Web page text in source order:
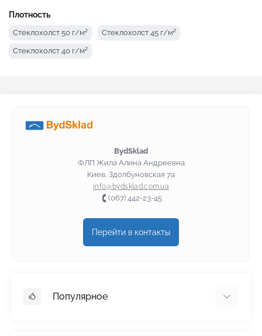
Плотность
Стеклохолст 50 г/м² Стеклохолст 45 г/м²
Стеклохолст 40 г/м²
BydSklad
ФЛП Жила Алина Андреевна
Киев, Здолбуновская 7а
info@bydsklad.com.ua
(067) 442-23-45
Перейти в контакты
Популярное